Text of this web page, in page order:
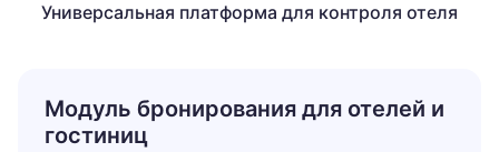
Универсальная платформа для контроля отеля
Модуль бронирования для отелей и
гостиниц